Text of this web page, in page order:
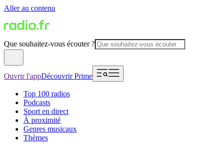
Aller au contenu
Que souhaitez-vous écouter ?
Ouvrir l'appDécouvrir Prime
Top 100 radios
Podcasts
Sport en direct
À proximité
Genres musicaux
Thèmes